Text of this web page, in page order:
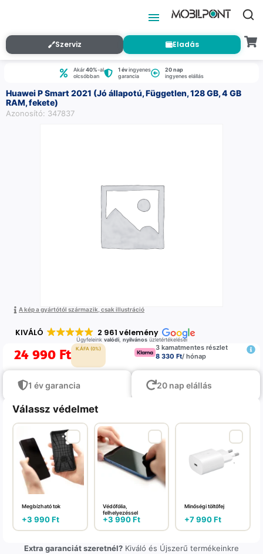
Szerviz Eladás
Akár40%-al
olcsóbban
1 évingyenes
garancia
20 nap
ingyenes elállás
Huawei P Smart 2021 (Jó állapotú, Független, 128 GB, 4 GB
RAM, fekete)
Azonosító: 347837
A kép a gyártótól származik, csak illustráció
KIVÁLÓ 2 961 vélemény
Ügyfeleink valódi, nyilvánosüzletértékelései
24 990 Ft K.ÁFA (0%)
3 kamatmentes részlet
8 330 Ft/ hónap
1 év garancia 20 nap elállás
Válassz védelmet
Megbízható tok
+3 990Ft
Védőfólia,
felhelyezéssel
+3 990Ft
Minőségi töltőfej
+7 990Ft
Extra garanciát szeretnél? Kiváló és Újszerű termékeinkre